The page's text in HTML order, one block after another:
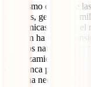
El turismo es una de
décadas, generando
económicas en todo
también ha traído
recursos naturales,
desplazamiento de
que nunca promover
sino una necesidad